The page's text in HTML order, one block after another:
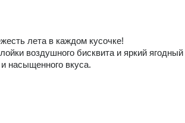
лета в каждом кусочке!
воздушного бисквита и яркий
насыщенного вкуса.